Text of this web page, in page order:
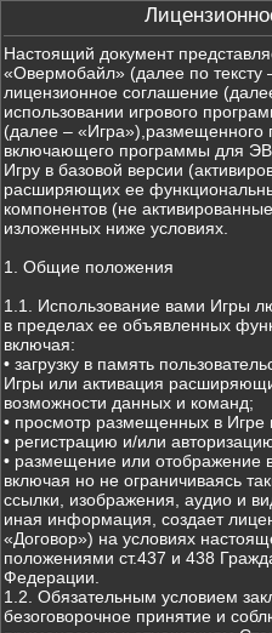
Настоящий документ
«Овермобайл» (далее по тексту
лицензионное соглашение
использовании игрового
(далее – «Игра»),размещенного
включающего программы для
Игру в базовой версии
расширяющих ее
компонентов (не
изложенных ниже условиях.
1. Общие положения
1.1. Использование вами Игры
в пределах ее объявленных
включая:
• загрузку в память
Игры или активация
возможности данных и команд;
• просмотр размещенных в Игре
• регистрацию и/или
• размещение или отображение
включая но не ограничиваясь
ссылки, изображения, аудио и
иная информация, создает
«Договор») на условиях
положениями ст.437 и 438
Федерации.
1.2. Обязательным условием
безоговорочное принятие и